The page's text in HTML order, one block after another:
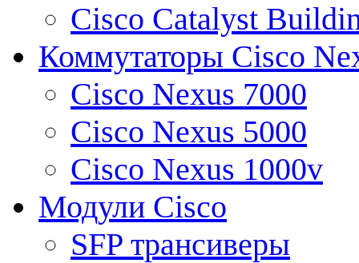
Cisco Catalyst
Коммутаторы Cisco
Cisco Nexus 7000
Cisco Nexus 5000
Cisco Nexus 1000v
Модули Cisco
SFP трансиверы